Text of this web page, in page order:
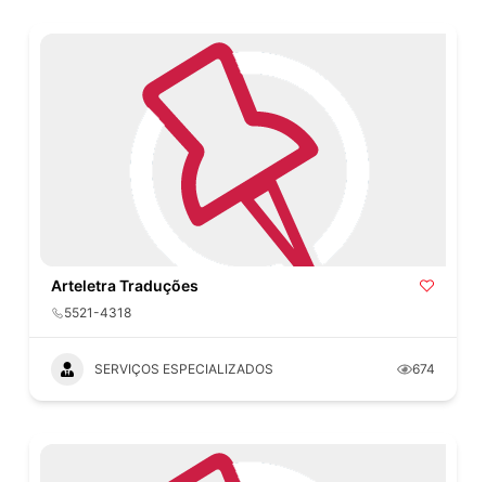
Arteletra Traduções
5521-4318
SERVIÇOS ESPECIALIZADOS 674